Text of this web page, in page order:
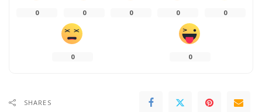
0 0 0 0 0
0 0
SHARES